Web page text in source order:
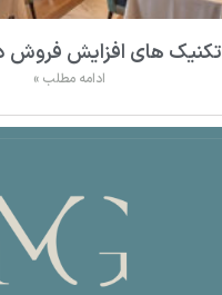
تکنیک های افزایش فروش
ادامه مطلب »